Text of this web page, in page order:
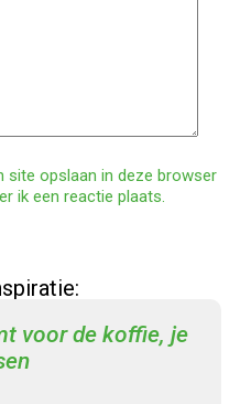
site opslaan in deze browser
ik een reactie plaats.
voor de koffie, je